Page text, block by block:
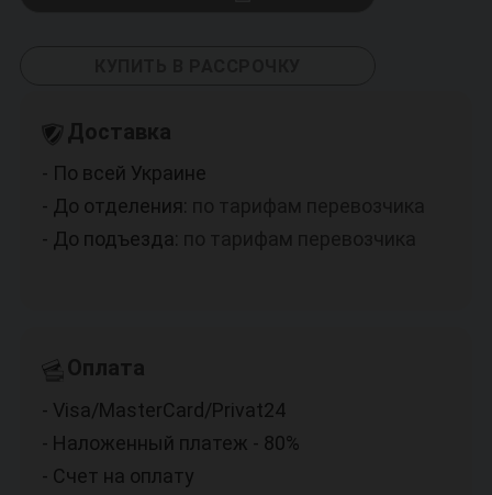
Доставка
- По всей Украине
- До отделения:
- До подъезда:
Оплата
- Visa/MasterCard/Privat24
- Наложенный платеж - 80%
- Счет на оплату